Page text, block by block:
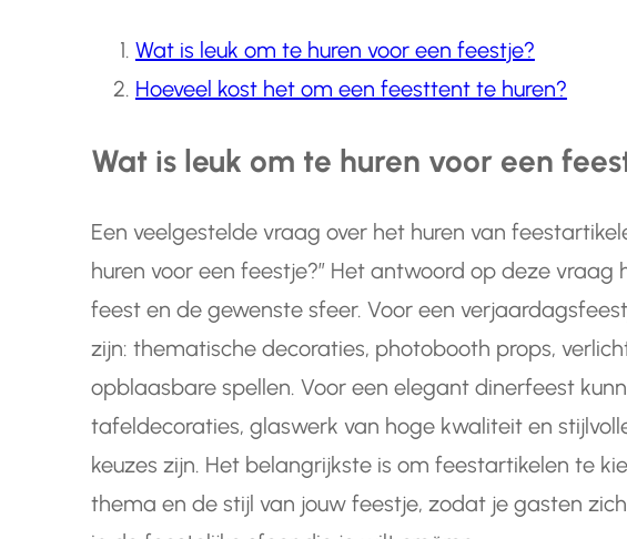
Wat is leuk om te huren voor een feestje?
Hoeveel kost het om een feesttent te huren?
Wat is leuk om te huren voor een
Een veelgestelde vraag over het huren van
huren voor een feestje?” Het antwoord op deze
feest en de gewenste sfeer. Voor een
zijn: thematische decoraties, photobooth props,
opblaasbare spellen. Voor een elegant dinerfeest
tafeldecoraties, glaswerk van hoge kwaliteit en
keuzes zijn. Het belangrijkste is om feestartikelen te
thema en de stijl van jouw feestje, zodat je gasten